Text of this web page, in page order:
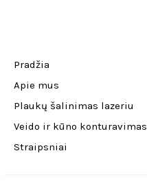
Pradžia
Apie mus
Plaukų šalinimas lazeriu
Veido ir kūno konturavimas
Straipsniai